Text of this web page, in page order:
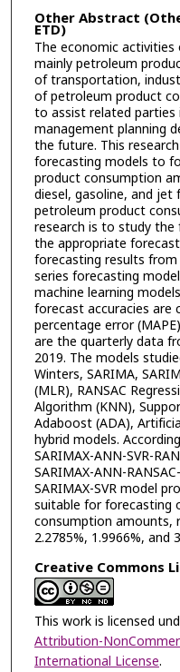
Other Abstract
ETD)
The economic
mainly petroleum
of transportation,
of petroleum product
to assist related
management planning
the future. This
forecasting models to
product consumption
diesel, gasoline, and
petroleum product
research is to study
the appropriate
forecasting results
series forecasting
machine learning
forecast accuracies are
percentage error
are the quarterly data
2019. The models
Winters, SARIMA,
(MLR), RANSAC
Algorithm (KNN),
Adaboost (ADA),
hybrid models.
SARIMAX-ANN-SVR-
SARIMAX-ANN-
SARIMAX-SVR model
suitable for forecasting
consumption amounts,
2.2785%, 1.9966%, and
Creative Commons
This work is licensed
Attribution-
International License.